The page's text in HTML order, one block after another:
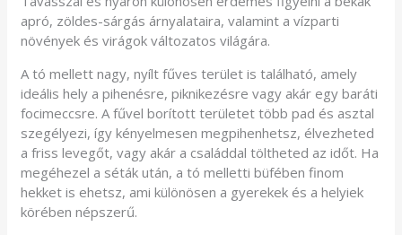
apró, zöldes-sárgás árnyalataira, valamint a vízparti
növények és virágok változatos világára.
A tó mellett nagy, nyílt fűves terület is található, amely
ideális hely a pihenésre, piknikezésre vagy akár egy baráti
focimeccsre. A fűvel borított területet több pad és asztal
szegélyezi, így kényelmesen megpihenhetsz, élvezheted
a friss levegőt, vagy akár a családdal töltheted az időt. Ha
megéhezel a séták után, a tó melletti büfében finom
hekket is ehetsz, ami különösen a gyerekek és a helyiek
körében népszerű.